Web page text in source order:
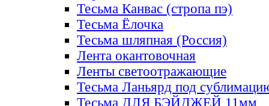
Тесьма Канвас (стропа пэ)
Тесьма Ёлочка
Тесьма шляпная (Россия)
Лента окантовочная
Ленты светоотражающие
Тесьма Ланьярд под
Тесьма ДЛЯ БЭЙДЖЕЙ 11мм